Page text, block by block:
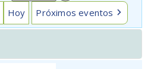
Hoy Próximos eventos